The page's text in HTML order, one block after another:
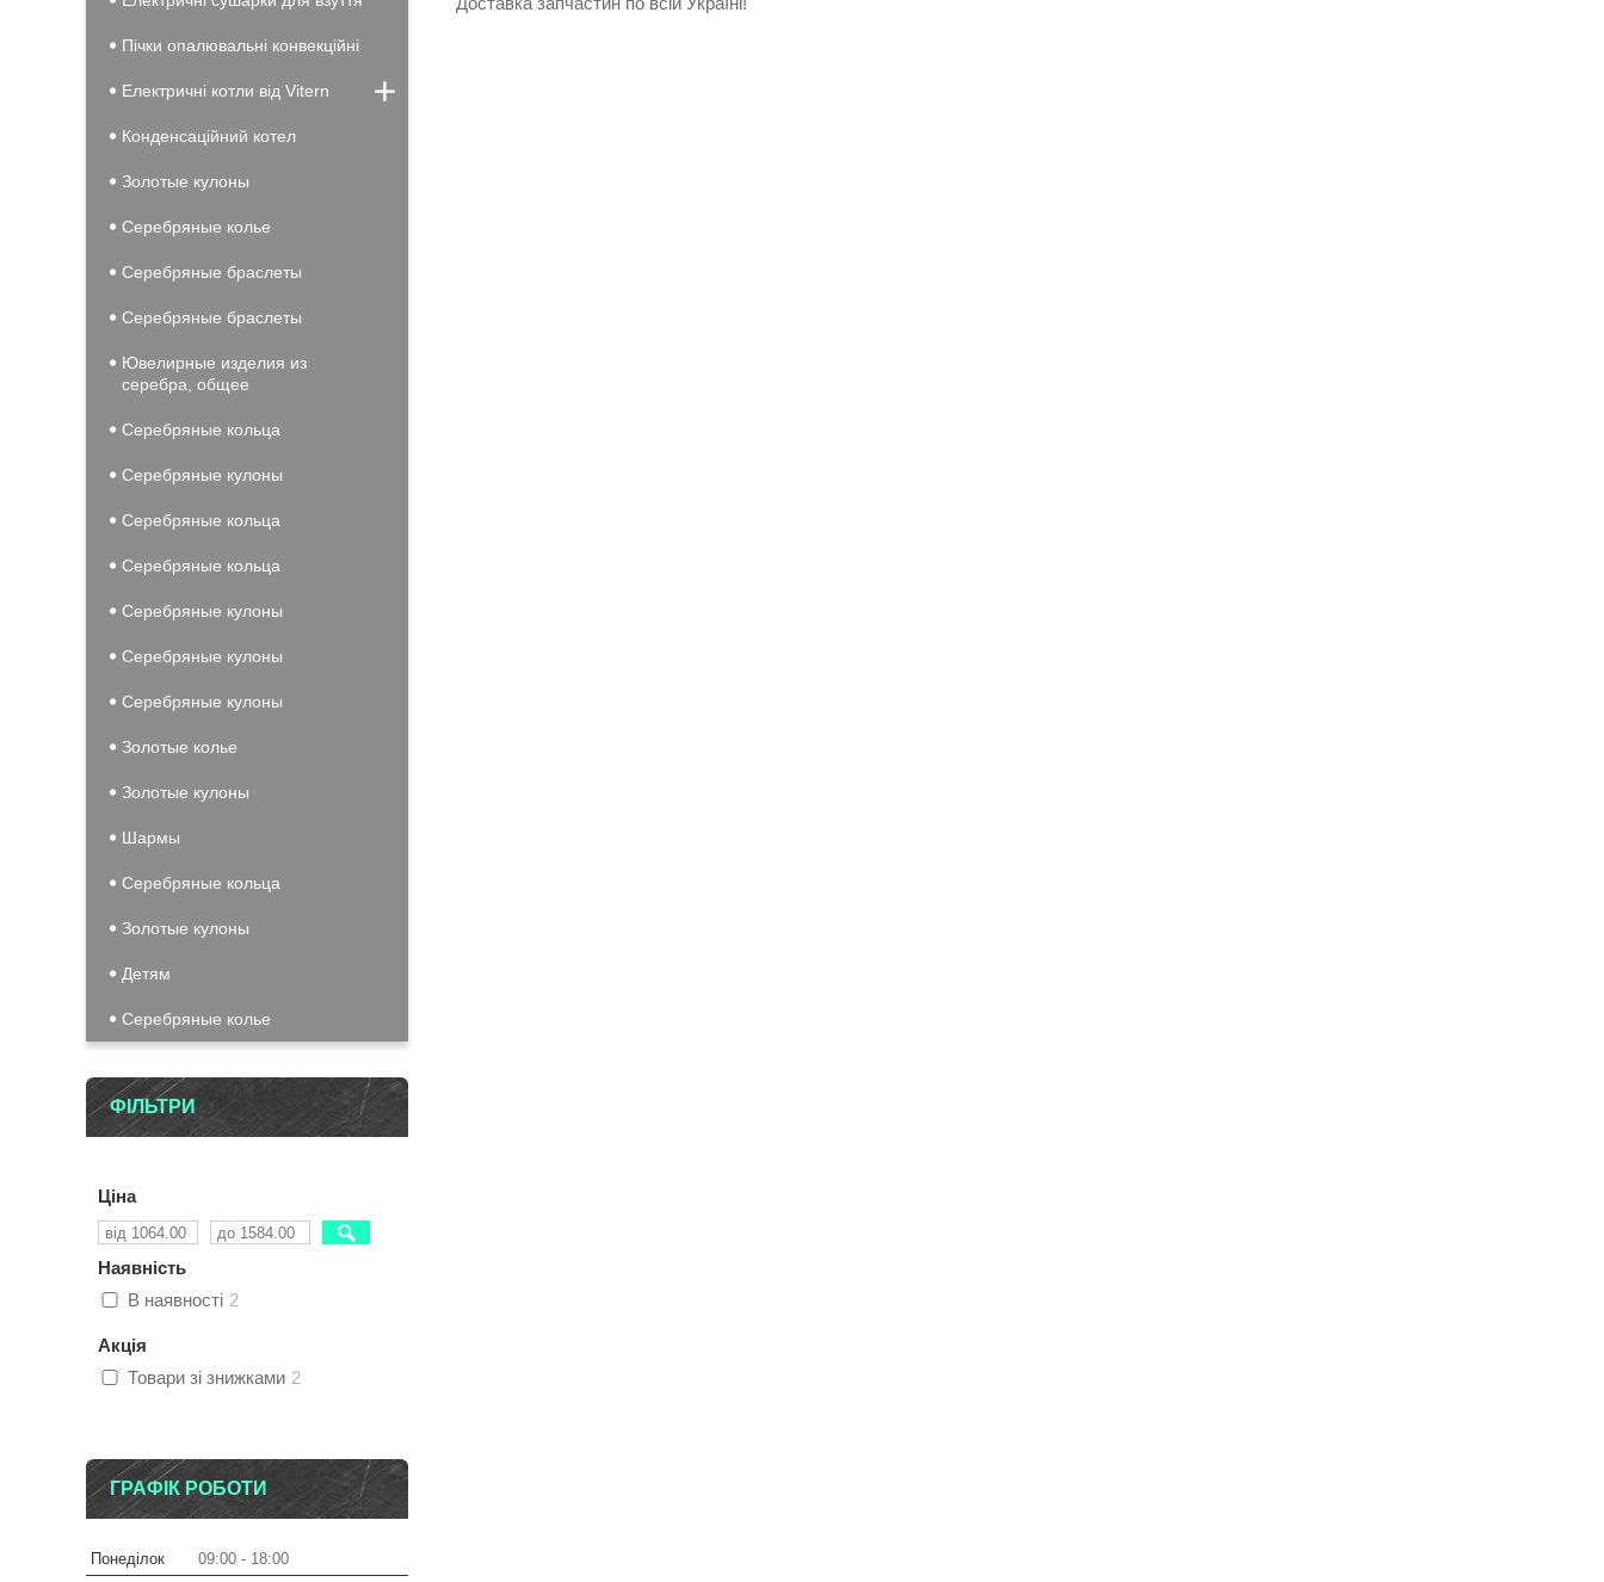
Пічки опалювальні конвекційні
Електричні котли від Vitern
Конденсацiйний котел
Золотые кулоны
Серебряные колье
Серебряные браслеты
Серебряные браслеты
Ювелирные изделия из
серебра, общее
Серебряные кольца
Серебряные кулоны
Серебряные кольца
Серебряные кольца
Серебряные кулоны
Серебряные кулоны
Серебряные кулоны
Золотые колье
Золотые кулоны
Шармы
Серебряные кольца
Золотые кулоны
Детям
Серебряные колье
ФІЛЬТРИ
Ціна
Наявність
В наявності 2
Акція
Товари зі знижками 2
ГРАФІК РОБОТИ
Понеділок 09:00
18:00